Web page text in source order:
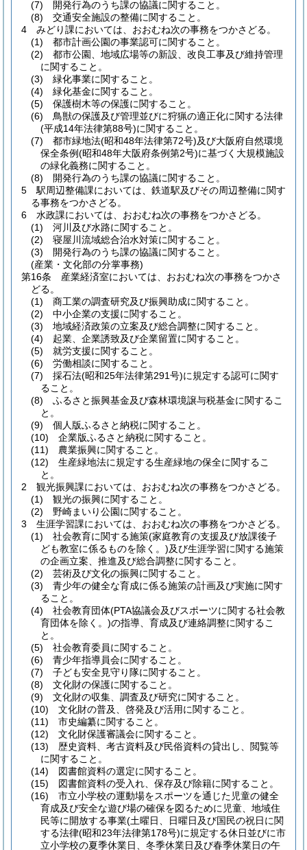
(7)
開発行為のうち課の協議に関すること。
(8)
交通安全施設の整備に関すること。
4
みどり課においては、おおむね次の事務をつかさどる。
(1)
都市計画公園の事業認可に関すること。
(2)
都市公園、地域広場等の新設、改良工事及び維持管理
に関すること。
(3)
緑化事業に関すること。
(4)
緑化基金に関すること。
(5)
保護樹木等の保護に関すること。
(6)
鳥獣の保護及び管理並びに狩猟の適正化に関する法律
(平成14年法律第88号)に関すること。
(7)
都市緑地法(昭和48年法律第72号)及び大阪府自然環境
保全条例(昭和48年大阪府条例第2号)に基づく大規模施設
の緑化義務に関すること。
(8)
開発行為のうち課の協議に関すること。
5
駅周辺整備課においては、鉄道駅及びその周辺整備に関す
る事務をつかさどる。
6
水政課においては、おおむね次の事務をつかさどる。
(1)
河川及び水路に関すること。
(2)
寝屋川流域総合治水対策に関すること。
(3)
開発行為のうち課の協議に関すること。
(産業・文化部の分掌事務)
第16条
産業経済室においては、おおむね次の事務をつかさ
どる。
(1)
商工業の調査研究及び振興助成に関すること。
(2)
中小企業の支援に関すること。
(3)
地域経済政策の立案及び総合調整に関すること。
(4)
起業、企業誘致及び企業留置に関すること。
(5)
就労支援に関すること。
(6)
労働相談に関すること。
(7)
採石法(昭和25年法律第291号)に規定する認可に関す
ること。
(8)
ふるさと振興基金及び森林環境譲与税基金に関するこ
と。
(9)
個人版ふるさと納税に関すること。
(10)
企業版ふるさと納税に関すること。
(11)
農業振興に関すること。
(12)
生産緑地法に規定する生産緑地の保全に関するこ
と。
2
観光振興課においては、おおむね次の事務をつかさどる。
(1)
観光の振興に関すること。
(2)
野崎まいり公園に関すること。
3
生涯学習課においては、おおむね次の事務をつかさどる。
(1)
社会教育に関する施策(家庭教育の支援及び放課後子
ども教室に係るものを除く。)及び生涯学習に関する施策
の企画立案、推進及び総合調整に関すること。
(2)
芸術及び文化の振興に関すること。
(3)
青少年の健全な育成に係る施策の計画及び実施に関す
ること。
(4)
社会教育団体(PTA協議会及びスポーツに関する社会教
育団体を除く。)の指導、育成及び連絡調整に関するこ
と。
(5)
社会教育委員に関すること。
(6)
青少年指導員会に関すること。
(7)
子ども安全見守り隊に関すること。
(8)
文化財の保護に関すること。
(9)
文化財の収集、調査及び研究に関すること。
(10)
文化財の普及、啓発及び活用に関すること。
(11)
市史編纂に関すること。
(12)
文化財保護審議会に関すること。
(13)
歴史資料、考古資料及び民俗資料の貸出し、閲覧等
に関すること。
(14)
図書館資料の選定に関すること。
(15)
図書館資料の受入れ、保存及び除籍に関すること。
(16)
市立小学校の運動場をスポーツを通じた児童の健全
育成及び安全な遊び場の確保を図るために児童、地域住
民等に開放する事業(土曜日、日曜日及び国民の祝日に関
する法律(昭和23年法律第178号)に規定する休日並びに市
立小学校の夏季休業日、冬季休業日及び春季休業日の午